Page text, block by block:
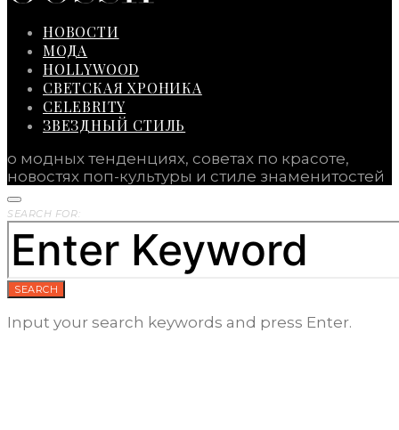
НОВОСТИ
МОДА
HOLLYWOOD
СВЕТСКАЯ ХРОНИКА
CELEBRITY
ЗВЕЗДНЫЙ СТИЛЬ
о модных тенденциях, советах по красоте,
новостях поп-культуры и стиле знаменитостей
SEARCH FOR:
SEARCH
Input your search keywords and press Enter.